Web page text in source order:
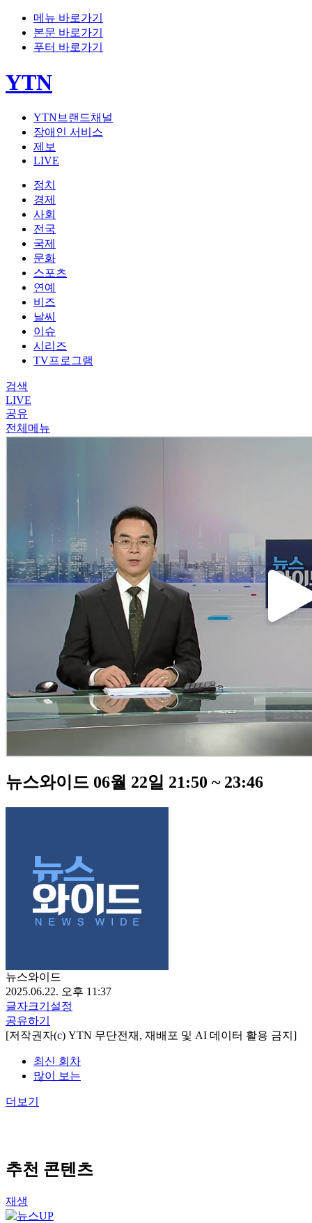
메뉴 바로가기
본문 바로가기
푸터 바로가기
YTN
YTN브랜드채널
장애인 서비스
제보
LIVE
정치
경제
사회
전국
국제
문화
스포츠
연예
비즈
날씨
이슈
시리즈
TV프로그램
검색
LIVE
공유
전체메뉴
뉴스와이드 06월 22일 21:50 ~ 23:46
뉴스와이드
2025.06.22. 오후 11:37
글자크기설정
공유하기
[저작권자(c) YTN 무단전재, 재배포 및 AI 데이터 활용 금지]
최신 회차
많이 보는
더보기
추천 콘텐츠
재생